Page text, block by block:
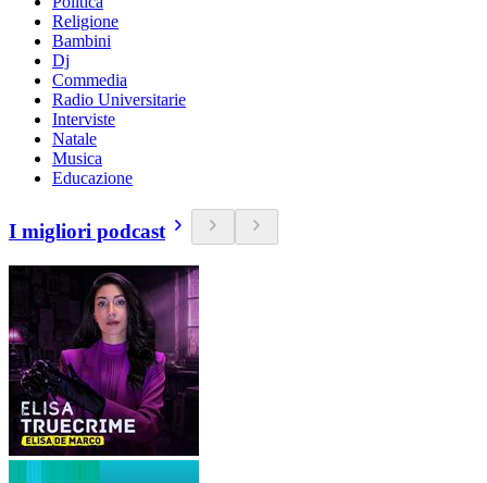
Religione
Bambini
Dj
Commedia
Radio Universitarie
Interviste
Natale
Musica
Educazione
I migliori podcast